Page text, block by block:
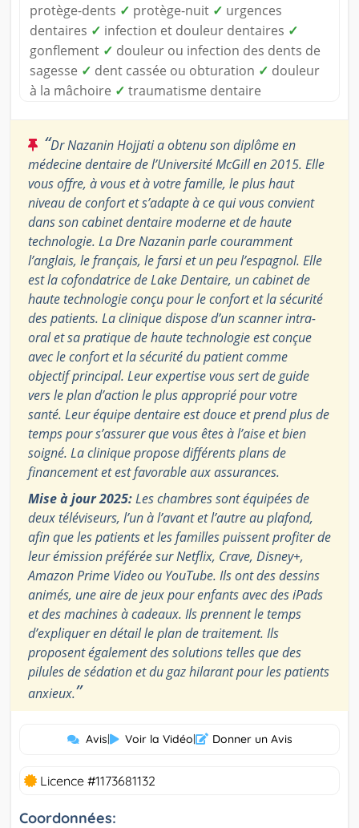
protège-dents ✓ protège-nuit ✓ urgences
dentaires ✓ infection et douleur dentaires ✓
gonflement ✓ douleur ou infection des dents de
sagesse ✓ dent cassée ou obturation ✓ douleur
à la mâchoire ✓ traumatisme dentaire
“Dr Nazanin Hojjati a obtenu son diplôme en
médecine dentaire de l’Université McGill en 2015. Elle
vous offre, à vous et à votre famille, le plus haut
niveau de confort et s’adapte à ce qui vous convient
dans son cabinet dentaire moderne et de haute
technologie. La Dre Nazanin parle couramment
l’anglais, le français, le farsi et un peu l’espagnol. Elle
est la cofondatrice de Lake Dentaire, un cabinet de
haute technologie conçu pour le confort et la sécurité
des patients. La clinique dispose d’un scanner intra-
oral et sa pratique de haute technologie est conçue
avec le confort et la sécurité du patient comme
objectif principal. Leur expertise vous sert de guide
vers le plan d’action le plus approprié pour votre
santé. Leur équipe dentaire est douce et prend plus de
temps pour s’assurer que vous êtes à l’aise et bien
soigné. La clinique propose différents plans de
financement et est favorable aux assurances.
Mise à jour 2025:Les chambres sont équipées de
deux téléviseurs, l’un à l’avant et l’autre au plafond,
afin que les patients et les familles puissent profiter de
leur émission préférée sur Netflix, Crave, Disney+,
Amazon Prime Video ou YouTube. Ils ont des dessins
animés, une aire de jeux pour enfants avec des iPads
et des machines à cadeaux. Ils prennent le temps
d’expliquer en détail le plan de traitement. Ils
proposent également des solutions telles que des
pilules de sédation et du gaz hilarant pour les patients
anxieux.”
Avis| Voir la Vidéo| Donner un Avis
Licence #1173681132
Coordonnées: